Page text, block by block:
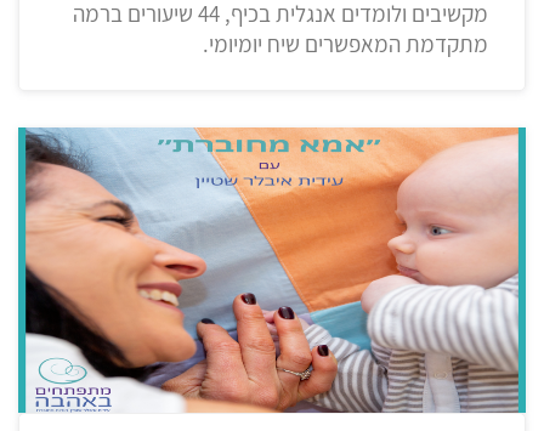
מקשיבים ולומדים אנגלית בכיף, 44 שיעורים ברמה
מתקדמת המאפשרים שיח יומיומי.